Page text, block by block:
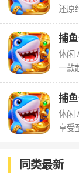
还原
捕
休闲
一款
捕
休闲
享受
同类最新